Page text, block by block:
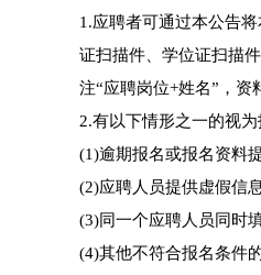
1.应聘者可通过本公告
证扫描件、学位证扫描
注“应聘岗位+姓名”，资
2.有以下情形之一的视为
(1)逾期报名或报名资料
(2)应聘人员提供虚假信
(3)同一个应聘人员同时
(4)其他不符合报名条件